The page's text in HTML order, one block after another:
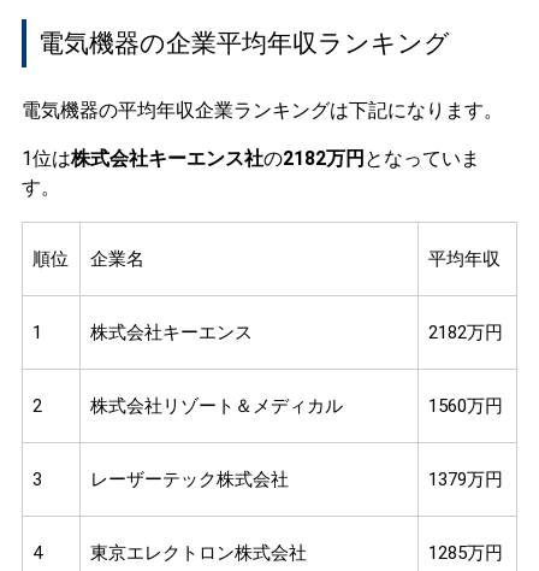
電気機器の企業平均年収ランキング
電気機器の平均年収企業ランキングは下記になります。
1位は株式会社キーエンス社の2182万円 となっていま
す。
順位 企業名 平均年収
1 株式会社キーエンス 2182万円
2 株式会社リゾート＆メディカル 1560万円
3 レーザーテック株式会社 1379万円
4 東京エレクトロン株式会社 1285万円